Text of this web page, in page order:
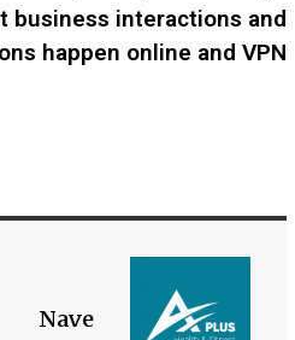
business interactions and
happen online and VPN
Nave